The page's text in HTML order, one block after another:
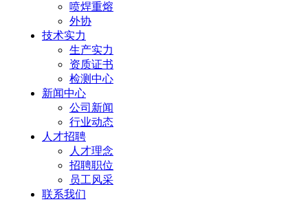
喷焊重熔
外协
技术实力
生产实力
资质证书
检测中心
新闻中心
公司新闻
行业动态
人才招聘
人才理念
招聘职位
员工风采
联系我们